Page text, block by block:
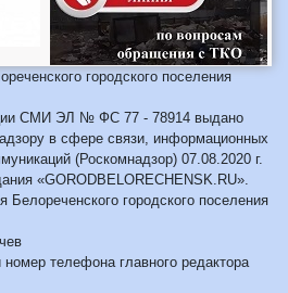
городского поселения
СМИ ЭЛ № ФС 77 - 78914 выдано
в сфере связи, информационных
(Роскомнадзор) 07.08.2020 г.
«GORODBELORECHENSK.RU».
городского поселения
телефона главного редактора